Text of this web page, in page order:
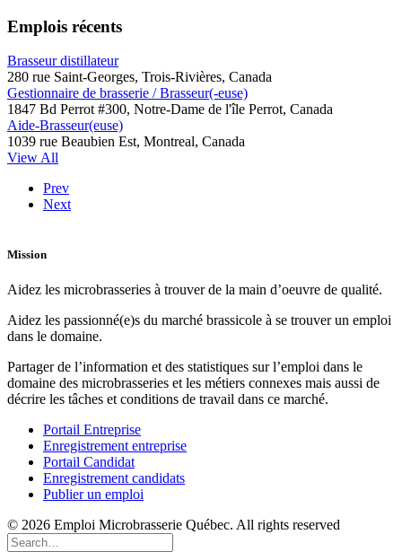
Emplois récents
Brasseur distillateur
280 rue Saint-Georges, Trois-Rivières, Canada
Gestionnaire de brasserie / Brasseur(-euse)
1847 Bd Perrot #300, Notre-Dame de l'île Perrot, Canada
Aide-Brasseur(euse)
1039 rue Beaubien Est, Montreal, Canada
View All
Prev
Next
Mission
Aidez les microbrasseries à trouver de la main d’oeuvre de qualité.
Aidez les passionné(e)s du marché brassicole à se trouver un emploi
dans le domaine.
Partager de l’information et des statistiques sur l’emploi dans le
domaine des microbrasseries et les métiers connexes mais aussi de
décrire les tâches et conditions de travail dans ce marché.
Portail Entreprise
Enregistrement entreprise
Portail Candidat
Enregistrement candidats
Publier un emploi
© 2026 Emploi Microbrasserie Québec. All rights reserved